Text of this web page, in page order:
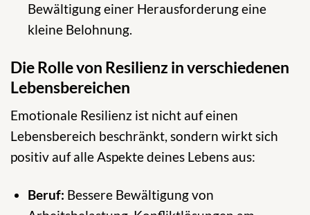
Bewältigung einer Herausforderung eine
kleine Belohnung.
Die Rolle von Resilienz in verschiedenen
Lebensbereichen
Emotionale Resilienz ist nicht auf einen
Lebensbereich beschränkt, sondern wirkt sich
positiv auf alle Aspekte deines Lebens aus:
Beruf: Bessere Bewältigung von